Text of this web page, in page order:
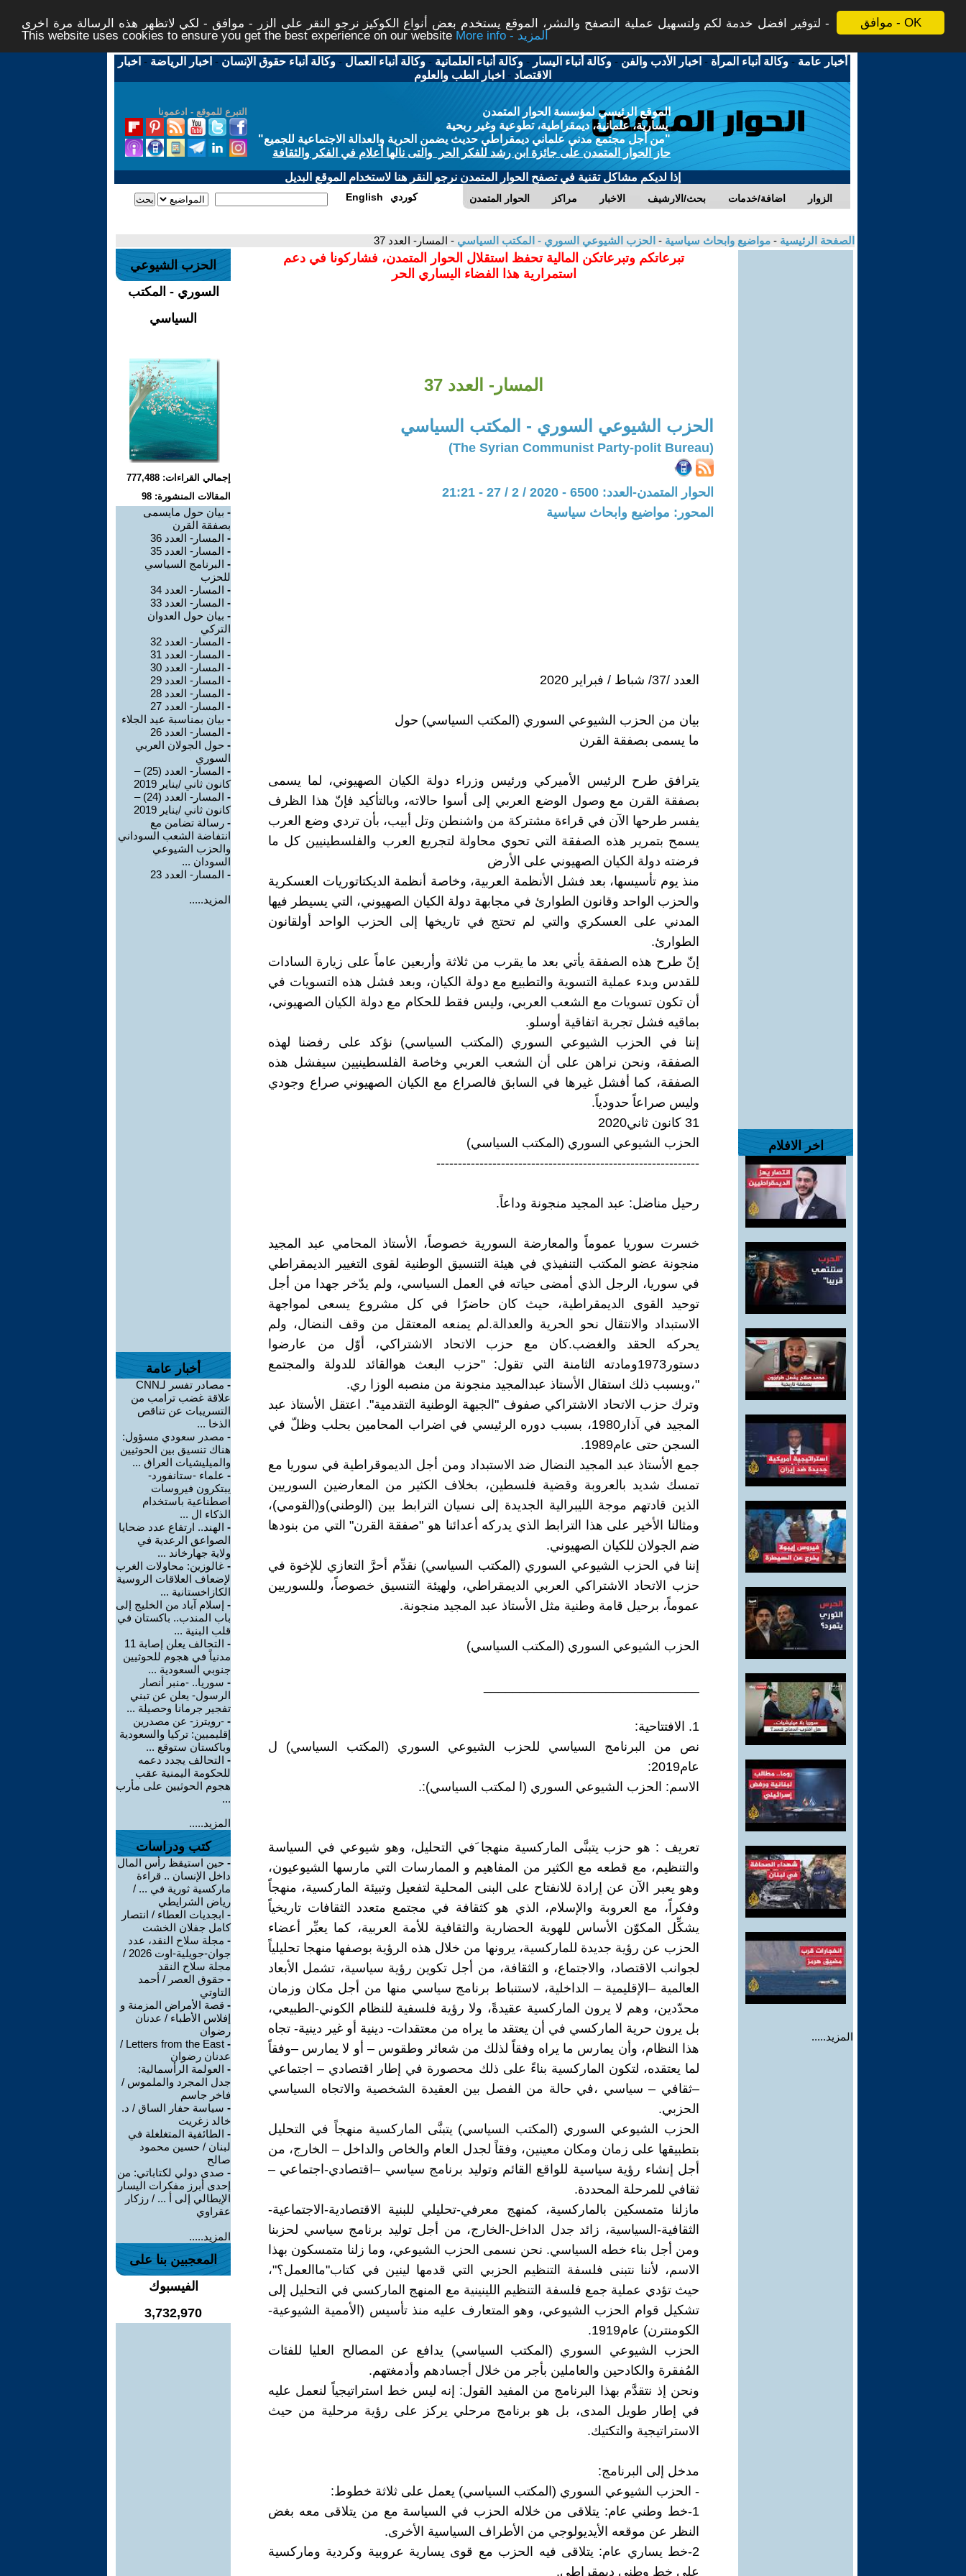
موافق - OK
لتوفير افضل خدمة لكم ولتسهيل عملية التصفح والنشر، الموقع يستخدم بعض أنواع الكوكيز نرجو النقر على الزر - موافق - لكي لاتظهر هذه الرسالة مرة اخرى -
This website uses cookies to ensure you get the best experience on our website
More info - المزيد
أخبار عامة -وكالة أنباء المرأة - اخبار الأدب والفن -وكالة أنباء اليسار -وكالة أنباء العلمانية -وكالة أنباء العمال -وكالة أنباء حقوق الإنسان - اخبار الرياضة - اخبار
الاقتصاد - اخبار الطب والعلوم
التبرع للموقع - ادعمونا
الموقع الرئيسي لمؤسسة الحوار المتمدن
يسارية، علمانية، ديمقراطية، تطوعية وغير ربحية
"من أجل مجتمع مدني علماني ديمقراطي حديث يضمن الحرية والعدالة الاجتماعية للجميع"
حاز الحوار المتمدن على جائزة ابن رشد للفكر الحر والتى نالها أعلام في الفكر والثقافة
إذا لديكم مشاكل تقنية في تصفح الحوار المتمدن نرجو النقر هنا لاستخدام الموقع البديل
الحوار المتمدن مراكز الاخبار بحث/الارشيف اضافة/خدمات الزوار English كوردي
الصفحة الرئيسية - مواضيع وابحاث سياسية - الحزب الشيوعي السوري - المكتب السياسي - المسار- العدد 37
اخر الافلام
المزيد.....
تبرعاتكم وتبرعاتكن المالية تحفظ استقلال الحوار المتمدن، فشاركونا في دعم
استمرارية هذا الفضاء اليساري الحر
المسار- العدد 37
الحزب الشيوعي السوري - المكتب السياسي
(The Syrian Communist Party-polit Bureau)
الحوار المتمدن-العدد: 6500 - 2020 / 2 / 27 - 21:21
المحور: مواضيع وابحاث سياسية
العدد /37/ شباط / فبراير 2020
بيان من الحزب الشيوعي السوري (المكتب السياسي) حول
ما يسمى بصفقة القرن
يترافق طرح الرئيس الأميركي ورئيس وزراء دولة الكيان الصهيوني، لما يسمى
بصفقة القرن مع وصول الوضع العربي إلى أسوا حالاته، وبالتأكيد فإنّ هذا الظرف
يفسر طرحها الآن في قراءة مشتركة من واشنطن وتل أبيب، بأن تردي وضع العرب
يسمح بتمرير هذه الصفقة التي تحوي محاولة لتجريع العرب والفلسطينيين كل ما
فرضته دولة الكيان الصهيوني على الأرض
منذ يوم تأسيسها، بعد فشل الأنظمة العربية، وخاصة أنظمة الديكتاتوريات العسكرية
والحزب الواحد وقانون الطوارئ في مجابهة دولة الكيان الصهيوني، التي يسيطر فيها
المدني على العسكري والتي لم تحتج في تاريخها إلى الحزب الواحد أولقانون
الطوارئ.
إنّ طرح هذه الصفقة يأتي بعد ما يقرب من ثلاثة وأربعين عاماً على زيارة السادات
للقدس وبدء عملية التسوية والتطبيع مع دولة الكيان، وبعد فشل هذه التسويات في
أن تكون تسويات مع الشعب العربي، وليس فقط للحكام مع دولة الكيان الصهيوني،
بماقيه فشل تجربة اتفاقية أوسلو.
إننا في الحزب الشيوعي السوري (المكتب السياسي) نؤكد على رفضنا لهذه
الصفقة، ونحن نراهن على أن الشعب العربي وخاصة الفلسطينيين سيفشل هذه
الصفقة، كما أفشل غيرها في السابق فالصراع مع الكيان الصهيوني صراع وجودي
وليس صراعاً حدودياً.
31 كانون ثاني2020
الحزب الشيوعي السوري (المكتب السياسي)
-------------------------------------------------------------
رحيل مناضل: عبد المجيد منجونة وداعاً.
خسرت سوريا عموماً والمعارضة السورية خصوصاً، الأستاذ المحامي عبد المجيد
منجونة عضو المكتب التنفيذي في هيئة التنسيق الوطنية لقوى التغيير الديمقراطي
في سوريا، الرجل الذي أمضى حياته في العمل السياسي، ولم يدّخر جهدا من أجل
توحيد القوى الديمقراطية، حيث كان حاضرًا في كل مشروع يسعى لمواجهة
الاستبداد والانتقال نحو الحرية والعدالة.لم يمنعه المعتقل من وقف النضال، ولم
يحركه الحقد والغضب.كان مع حزب الاتحاد الاشتراكي، أوّل من عارضوا
دستور1973ومادته الثامنة التي تقول: "حزب البعث هوالقائد للدولة والمجتمع
"،وبسبب ذلك استقال الأستاذ عبدالمجيد منجونة من منصبه الوزا ري.
وترك حزب الاتحاد الاشتراكي صفوف "الجبهة الوطنية التقدمية". اعتقل الأستاذ عبد
المجيد في آذار1980، بسبب دوره الرئيسي في اضراب المحامين بحلب وظلّ في
السجن حتى عام1989.
جمع الأستاذ عبد المجيد النضال ضد الاستبداد ومن أجل الديموقراطية في سوريا مع
تمسك شديد بالعروبة وقضية فلسطين، بخلاف الكثير من المعارضين السوريين
الذين قادتهم موجة الليبرالية الجديدة إلى نسيان الترابط بين (الوطني)و(القومي)،
ومثالنا الأخير على هذا الترابط الذي يدركه أعدائنا هو "صفقة القرن" التي من بنودها
ضم الجولان للكيان الصهيوني.
إننا في الحزب الشيوعي السوري (المكتب السياسي) نقدِّم أحرَّ التعازي للإخوة في
حزب الاتحاد الاشتراكي العربي الديمقراطي، ولهيئة التنسيق خصوصاً، وللسوريين
عموماً، برحيل قامة وطنية مثل الأستاذ عبد المجيد منجونة.
الحزب الشيوعي السوري (المكتب السياسي)
1. الافتتاحية:
نص من البرنامج السياسي للحزب الشيوعي السوري (المكتب السياسي) ل
عام2019:
الاسم: الحزب الشيوعي السوري (ا لمكتب السياسي):.
تعريف : هو حزب يتبنَّى الماركسية منهجا َفي التحليل، وهو شيوعي في السياسة
والتنظيم، مع قطعه مع الكثير من المفاهيم و الممارسات التي مارسها الشيوعيون،
وهو يعبر الآن عن إرادة للانفتاح على البنى المحلية لتفعيل وتبيئة الماركسية، منهجاً
وفكراً، مع العروبة والإسلام، الذي هو كثقافة في مجتمع متعدد الثقافات تاريخياً
يشكِّل المكوّن الأساس للهوية الحضارية والثقافية للأمة العربية، كما يعبِّر أعضاء
الحزب عن رؤية جديدة للماركسية، يرونها من خلال هذه الرؤية بوصفها منهجا تحليلياً
لجوانب الاقتصاد، والاجتماع، و الثقافة، من أجل تكوين رؤية سياسية، تشمل الأبعاد
العالمية –الإقليمية – الداخلية، لاستنباط برنامج سياسي منها من أجل مكان وزمان
محدّدين، وهم لا يرون الماركسية عقيدةً، ولا رؤية فلسفية للنظام الكوني-الطبيعي،
بل يرون حرية الماركسي في أن يعتقد ما يراه من معتقدات- دينية أو غير دينية- تجاه
هذا النظام، وأن يمارس ما يراه وفقاً لذلك من شعائر وطقوس – أو لا يمارس –وفقاً
لما يعتقده، لتكون الماركسية بناءً على ذلك محصورة في إطار اقتصادي – اجتماعي
–ثقافي – سياسي ،في حالة من الفصل بين العقيدة الشخصية والاتجاه السياسي
الحزبي.
الحزب الشيوعي السوري (المكتب السياسي) يتبنَّى الماركسية منهجاً في التحليل
بتطبيقها على زمان ومكان معينين، وفقاً لجدل العام والخاص والداخل – الخارج، من
أجل إنشاء رؤية سياسية للواقع القائم وتوليد برنامج سياسي –اقتصادي-اجتماعي –
ثقافي للمرحلة المحددة.
مازلنا متمسكين بالماركسية، كمنهج معرفي-تحليلي للبنية الاقتصادية-الاجتماعية-
الثقافية-السياسية، زائد جدل الداخل-الخارج، من أجل توليد برنامج سياسي لحزبنا
ومن أجل بناء خطه السياسي. نحن نسمى الحزب الشيوعي، وما زلنا متمسكون بهذا
الاسم، لأننا نتبنى فلسفة التنظيم الحزبي التي قدمها لينين في كتاب"ماالعمل؟"،
حيث تؤدي عملية جمع فلسفة التنظيم اللينينية مع المنهج الماركسي في التحليل إلى
تشكيل قوام الحزب الشيوعي، وهو المتعارف عليه منذ تأسيس (الأممية الشيوعية-
الكومنترن) عام1919.
الحزب الشيوعي السوري (المكتب السياسي) يدافع عن المصالح العليا للفئات
المُفقرة والكادحين والعاملين بأجر من خلال أجسادهم وأدمغتهم.
ونحن إذ نتقدَّم بهذا البرنامج من المفيد القول: إنه ليس خط استراتيجياً لنعمل عليه
في إطار طويل المدى، بل هو برنامج مرحلي يركز على رؤية مرحلية من حيث
الاستراتيجية والتكتيك.
مدخل إلى البرنامج:
- الحزب الشيوعي السوري (المكتب السياسي) يعمل على ثلاثة خطوط:
1-خط وطني عام: يتلاقى من خلاله الحزب في السياسة مع من يتلاقى معه بغض
النظر عن موقعه الأيديولوجي من الأطراف السياسية الأخرى.
2-خط يساري عام: يتلاقى فيه الحزب مع قوى يسارية عروبية وكردية وماركسية
على خط وطني ديمقراطي.
الحزب الشيوعي
السوري - المكتب
السياسي
إجمالي القراءات: 777,488
المقالات المنشورة: 98
- بيان حول مايسمى
بصفقة القرن
- المسار- العدد 36
- المسار- العدد 35
- البرنامج السياسي
للحزب
- المسار- العدد 34
- المسار- العدد 33
- بيان حول العدوان
التركي
- المسار- العدد 32
- المسار- العدد 31
- المسار- العدد 30
- المسار- العدد 29
- المسار- العدد 28
- المسار- العدد 27
- بيان بمناسبة عيد الجلاء
- المسار- العدد 26
- حول الجولان العربي
السوري
-
المسار- العدد (25) –
كانون ثاني /يناير 2019
-
المسار- العدد (24) –
كانون ثاني /يناير 2019
- رسالة تضامن مع
انتفاضة الشعب السوداني
والحزب الشيوعي
السودان ...
- المسار- العدد 23
المزيد.....
أخبار عامة
-
مصادر تفسر لـCNN
علاقة غضب ترامب من
التسريبات عن تناقص
الذخا ...
- مصدر سعودي مسؤول:
هناك تنسيق بين الحوثيين
والميليشيات العراق ...
- علماء -ستانفورد-
يبتكرون فيروسات
اصطناعية باستخدام
الذكاء ال ...
- الهند.. ارتفاع عدد ضحايا
الصواعق الرعدية في
ولاية جهارخاند ...
- غالوزين: محاولات الغرب
لإضعاف العلاقات الروسية
الكازاخستانية ...
- إسلام آباد من الخليج إلى
باب المندب.. باكستان في
قلب البنية ...
-
التحالف يعلن إصابة 11
مدنياً في هجوم للحوثيين
جنوبي السعودية ...
- سوريا.. -منبر أنصار
الرسول- يعلن عن تبني
تفجير جرمانا وحصيلة ...
- -رويترز- عن مصدرين
إقليميين: تركيا والسعودية
وباكستان ستوقع ...
- التحالف يجدد دعمه
للحكومة اليمنية عقب
هجوم الحوثيين على مأرب
...
المزيد.....
كتب ودراسات
- حين استيقظ رأس المال
داخل الإنسان .. قراءة
ماركسية ثورية في ... /
رياض الشرايطي
- ابجديات العطاء / انتصار
كامل جفلان الخشت
- مجلة سلاح النقد، عدد
جوان-جويلية-اوت 2026 /
مجلة سلاح النقد
- حقوق العصر / أحمد
التاوتي
- قصة الأمراض المزمنة و
إفلاس الأطباء / عدنان
رضوان
-
Letters from the East /
عدنان رضوان
- العولمة الرأسمالية:
جدل المجرد والملموس /
فاخر جاسم
- سياسة حفار الساق / د.
خالد زغريت
- الطائفية المتغلغلة في
لبنان / حسين محمود
صالح
- صدى دولي لكتاباتي: من
إحدى أبرز مفكرات اليسار
الإيطالي إلى أ ... / رزكار
عقراوي
المزيد.....
المعجبين بنا على
الفيسبوك
3,732,970